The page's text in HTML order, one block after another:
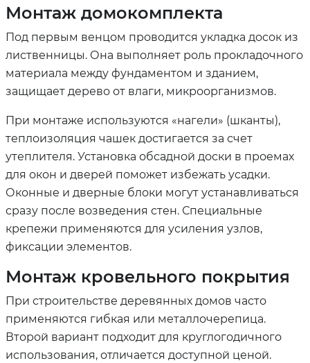
Монтаж домокомплекта
Под первым венцом проводится укладка досок из
лиственницы. Она выполняет роль прокладочного
материала между фундаментом и зданием,
защищает дерево от влаги, микроорганизмов.
При монтаже используются «нагели» (шканты),
теплоизоляция чашек достигается за счет
утеплителя. Установка обсадной доски в проемах
для окон и дверей поможет избежать усадки.
Оконные и дверные блоки могут устанавливаться
сразу после возведения стен. Специальные
крепежи применяются для усиления узлов,
фиксации элементов.
Монтаж кровельного покрытия
При строительстве деревянных домов часто
применяются гибкая или металлочерепица.
Второй вариант подходит для круглогодичного
использования, отличается доступной ценой.